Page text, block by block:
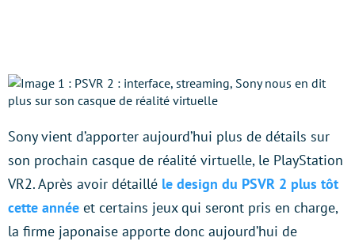
Sony vient d’apporter aujourd’hui plus de détails sur
son prochain casque de réalité virtuelle, le PlayStation
VR2. Après avoir détaillé le design du PSVR 2 plus tôt
cette année et certains jeux qui seront pris en charge,
la firme japonaise apporte donc aujourd’hui de